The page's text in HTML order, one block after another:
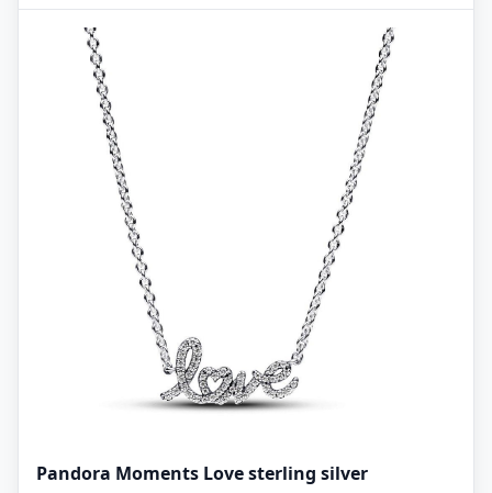
Pandora Moments Love sterling silver